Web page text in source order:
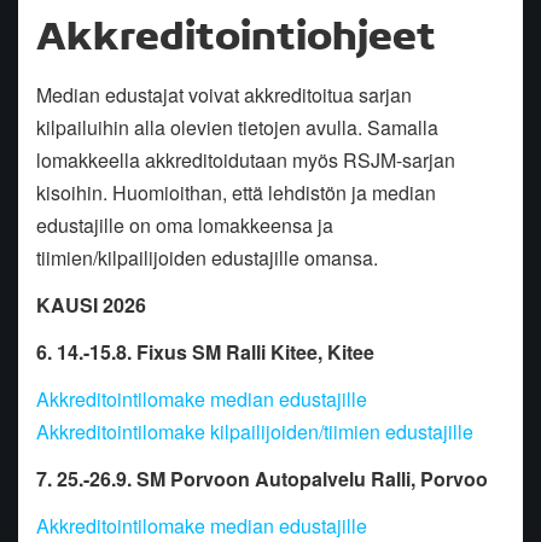
Akkreditointiohjeet
Median edustajat voivat akkreditoitua sarjan
kilpailuihin alla olevien tietojen avulla. Samalla
lomakkeella akkreditoidutaan myös RSJM-sarjan
kisoihin. Huomioithan, että lehdistön ja median
edustajille on oma lomakkeensa ja
tiimien/kilpailijoiden edustajille omansa.
KAUSI 2026
6. 14.-15.8. Fixus SM Ralli Kitee, Kitee
Akkreditointilomake median edustajille
Akkreditointilomake kilpailijoiden/tiimien edustajille
7. 25.-26.9. SM Porvoon Autopalvelu Ralli, Porvoo
Akkreditointilomake median edustajille